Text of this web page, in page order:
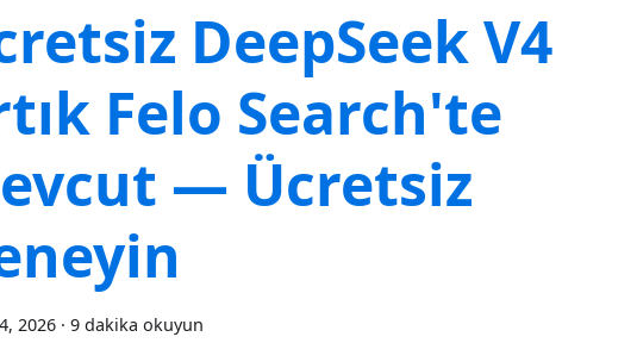
DeepSeek V4
Felo Search'te
— Ücretsiz
2026 · 9 dakika okuyun